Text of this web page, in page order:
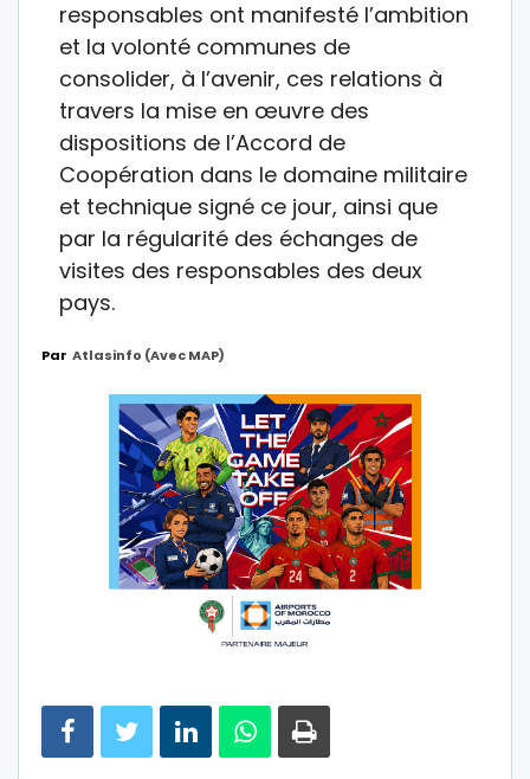
responsables ont manifesté l’ambition
et la volonté communes de
consolider, à l’avenir, ces relations à
travers la mise en œuvre des
dispositions de l’Accord de
Coopération dans le domaine militaire
et technique signé ce jour, ainsi que
par la régularité des échanges de
visites des responsables des deux
pays.
Par Atlasinfo (avec MAP)